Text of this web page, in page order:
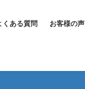
くある質問 お客様の声